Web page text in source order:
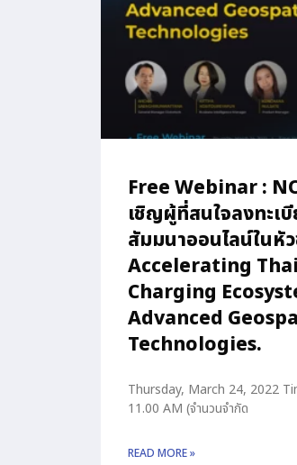
Free Webinar :
เชิญผู้ที่สนใจลงทะเ
สัมมนาออนไลน์ในหั
Accelerating
Charging
Advanced
Technologies.
Thursday, March 24, 2022
11.00 AM (จำนวนจำกัด
READ MORE »